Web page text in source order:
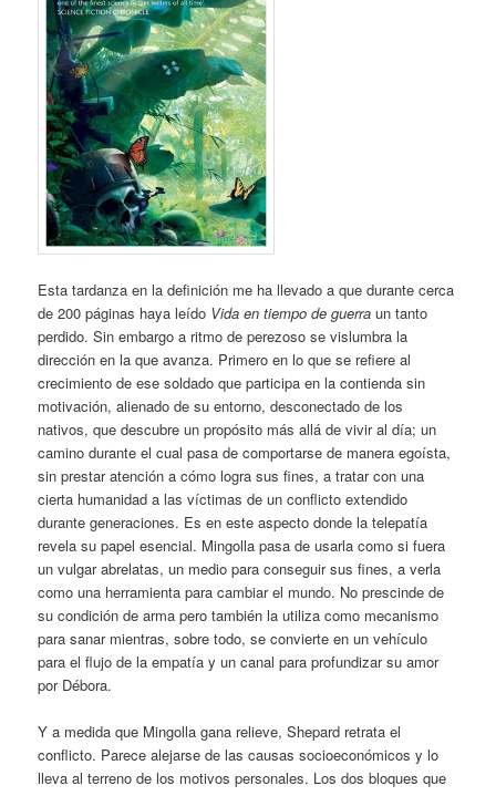
Esta tardanza en la definición me ha llevado a que durante cerca
de 200 páginas haya leído Vida en tiempo de guerra un tanto
perdido. Sin embargo a ritmo de perezoso se vislumbra la
dirección en la que avanza. Primero en lo que se refiere al
crecimiento de ese soldado que participa en la contienda sin
motivación, alienado de su entorno, desconectado de los
nativos, que descubre un propósito más allá de vivir al día; un
camino durante el cual pasa de comportarse de manera egoísta,
sin prestar atención a cómo logra sus fines, a tratar con una
cierta humanidad a las víctimas de un conflicto extendido
durante generaciones. Es en este aspecto donde la telepatía
revela su papel esencial. Mingolla pasa de usarla como si fuera
un vulgar abrelatas, un medio para conseguir sus fines, a verla
como una herramienta para cambiar el mundo. No prescinde de
su condición de arma pero también la utiliza como mecanismo
para sanar mientras, sobre todo, se convierte en un vehículo
para el flujo de la empatía y un canal para profundizar su amor
por Débora.
Y a medida que Mingolla gana relieve, Shepard retrata el
conflicto. Parece alejarse de las causas socioeconómicos y lo
lleva al terreno de los motivos personales. Los dos bloques que